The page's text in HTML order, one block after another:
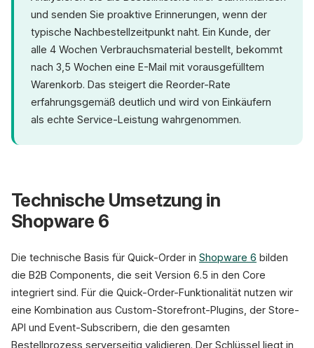
und senden Sie proaktive Erinnerungen, wenn der
typische Nachbestellzeitpunkt naht. Ein Kunde, der
alle 4 Wochen Verbrauchsmaterial bestellt, bekommt
nach 3,5 Wochen eine E-Mail mit vorausgefülltem
Warenkorb. Das steigert die Reorder-Rate
erfahrungsgemäß deutlich und wird von Einkäufern
als echte Service-Leistung wahrgenommen.
Technische Umsetzung in
Shopware 6
Die technische Basis für Quick-Order in Shopware 6 bilden
die B2B Components, die seit Version 6.5 in den Core
integriert sind. Für die Quick-Order-Funktionalität nutzen wir
eine Kombination aus Custom-Storefront-Plugins, der Store-
API und Event-Subscribern, die den gesamten
Bestellprozess serverseitig validieren. Der Schlüssel liegt in